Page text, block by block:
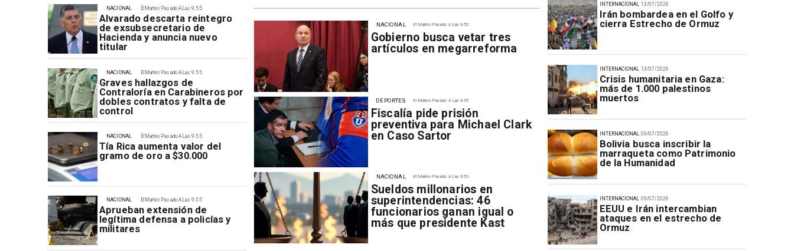
13/07/2026
Irán bombardea en el Golfo y
cierra Estrecho de Ormuz
INTERNACIONAL
13/07/2026
Crisis humanitaria en Gaza:
más de 1.000 palestinos
muertos
INTERNACIONAL
09/07/2026
Bolivia busca inscribir la
marraqueta como Patrimonio
de la Humanidad
INTERNACIONAL
09/07/2026
EEUU e Irán intercambian
ataques en el estrecho de
Ormuz
INTERNACIONAL
El Martes Pasado A Las 9:55
Alvarado descarta reintegro
de exsubsecretario de
Hacienda y anuncia nuevo
titular
NACIONAL
El Martes Pasado A Las 9:55
Graves hallazgos de
Contraloría en Carabineros por
dobles contratos y falta de
control
NACIONAL
El Martes Pasado A Las 9:55
Tía Rica aumenta valor del
gramo de oro a $30.000
NACIONAL
El Martes Pasado A Las 9:55
Aprueban extensión de
legítima defensa a policías y
militares
NACIONAL
El Martes Pasado A Las 9:55
Gobierno busca vetar tres
artículos en megarreforma
NACIONAL
El Martes Pasado A Las 9:55
Fiscalía pide prisión
preventiva para Michael Clark
en Caso Sartor
DEPORTES
El Martes Pasado A Las 9:55
Sueldos millonarios en
superintendencias: 46
funcionarios ganan igual o
más que presidente Kast
NACIONAL